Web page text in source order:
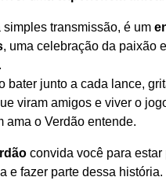
simples transmissão, é um
, uma celebração da paixão
bater junto a cada lance,
viram amigos e viver o
ama o Verdão entende.
convida você para estar
e fazer parte dessa história.